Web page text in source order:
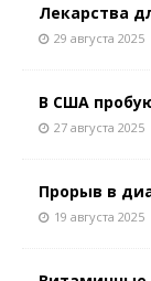
Лекарства
29 августа 2025
В США
27 августа 2025
Прорыв в
19 августа 2025